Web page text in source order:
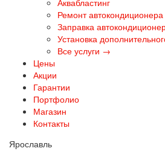
Ремонт автокондиционера
Заправка
Установка
Все услуги →
Цены
Акции
Гарантии
Портфолио
Магазин
Контакты
Ярославль